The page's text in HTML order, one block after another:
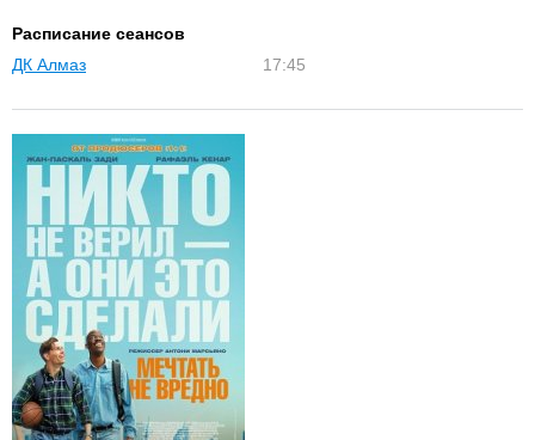
Расписание сеансов
ДК Алмаз
17:45